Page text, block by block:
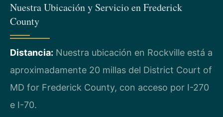
Nuestra Ubicación y Servicio en Frederick
County
Distancia: Nuestra ubicación en Rockville está a
aproximadamente 20 millas del District Court of
MD for Frederick County, con acceso por I-270
e I-70.